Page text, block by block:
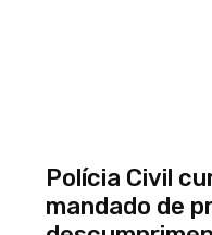
Polícia Civil
mandado de